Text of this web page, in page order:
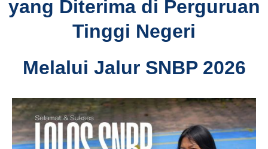
yang Diterima di Perguruan
Tinggi Negeri
Melalui Jalur SNBP 2026